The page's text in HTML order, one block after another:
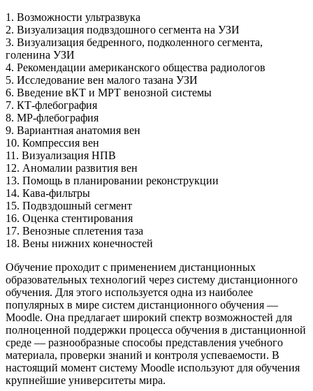
1. Возможности ультразвука
2. Визуализация подвздошного сегмента на УЗИ
3. Визуализация бедренного, подколенного сегмента,
голенина УЗИ
4. Рекомендации американского общества радиологов
5. Исследование вен малого тазана УЗИ
6. Введение вКТ и МРТ венозной системы
7. КТ-флебография
8. МР-флебография
9. Вариантная анатомия вен
10. Компрессия вен
11. Визуализация НПВ
12. Аномалии развития вен
13. Помощь в планировании реконструкции
14. Кава-фильтры
15. Подвздошный сегмент
16. Оценка стентирования
17. Венозные сплетения таза
18. Вены нижних конечностей
Обучение проходит с применением дистанционных
образовательных технологий через систему дистанционного
обучения. Для этого используется одна из наиболее
популярных в мире систем дистанционного обучения —
Moodle. Она предлагает широкий спектр возможностей для
полноценной поддержки процесса обучения в дистанционной
среде — разнообразные способы представления учебного
материала, проверки знаний и контроля успеваемости. В
настоящий момент систему Moodle используют для обучения
крупнейшие университеты мира.